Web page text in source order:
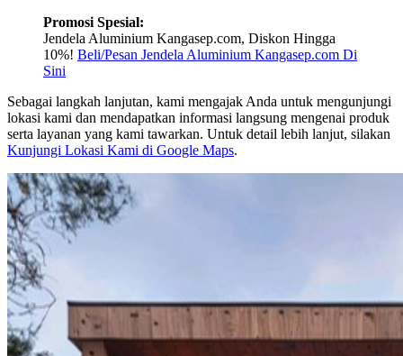
Promosi Spesial:
Jendela Aluminium Kangasep.com, Diskon Hingga
10%! Beli/Pesan Jendela Aluminium Kangasep.com Di
Sini
Sebagai langkah lanjutan, kami mengajak Anda untuk mengunjungi
lokasi kami dan mendapatkan informasi langsung mengenai produk
serta layanan yang kami tawarkan. Untuk detail lebih lanjut, silakan
Kunjungi Lokasi Kami di Google Maps.